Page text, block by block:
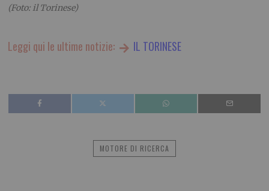
(Foto: il Torinese)
Leggi qui le ultime notizie: IL TORINESE
MOTORE DI RICERCA